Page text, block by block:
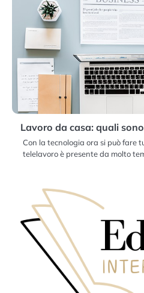
Lavoro da casa: quali
Con la tecnologia ora si può fare
telelavoro è presente da molto